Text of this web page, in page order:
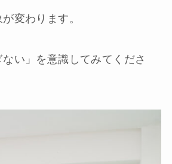
変わります。
い」を意識してみてくださ